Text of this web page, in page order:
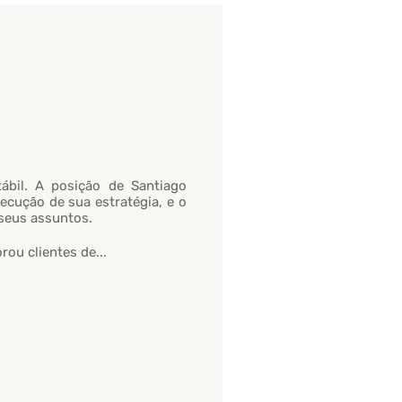
A posição de Santiago
de sua estratégia, e o
assuntos.
clientes de...